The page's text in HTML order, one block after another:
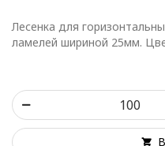
Лесенка для
ламелей шириной 25мм.